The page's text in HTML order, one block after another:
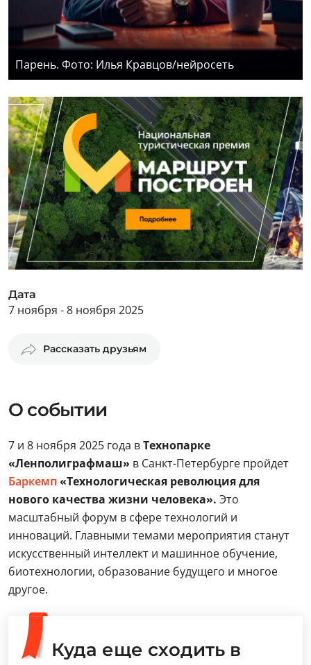
Парень. Фото: Илья Кравцов/нейросеть
Дата
7 ноября - 8 ноября 2025
Рассказать друзьям
О событии
7 и 8 ноября 2025 года вТехнопарке
«Ленполиграфмаш» в Санкт-Петербурге пройдет
Баркемп «Технологическая революция для
нового качества жизни человека». Это
масштабный форум в сфере технологий и
инноваций. Главными темами мероприятия станут
искусственный интеллект и машинное обучение,
биотехнологии, образование будущего и многое
другое.
Куда еще сходить в